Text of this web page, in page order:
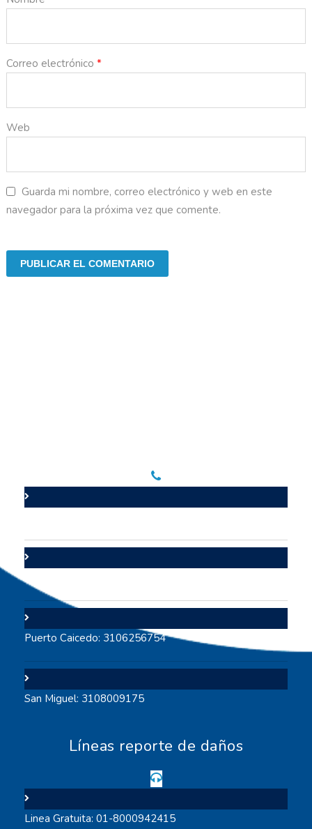
Correo electrónico *
Web
Guarda mi nombre, correo electrónico y web en este
navegador para la próxima vez que comente.
Puerto Caicedo: 3106256754
San Miguel: 3108009175
Líneas reporte de daños
Linea Gratuita: 01-8000942415